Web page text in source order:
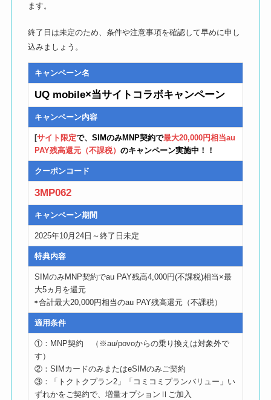
ます。
終了日は未定のため、条件や注意事項を確認して早めに申し
込みましょう。
キャンペーン名
UQ mobile×当サイトコラボキャンペーン
キャンペーン内容
[サイト限定で、SIMのみMNP契約で最大20,000円相当au
PAY残高還元（不課税） のキャンペーン実施中！！
クーポンコード
3MP062
キャンペーン期間
2025年10月24日～終了日未定
特典内容
SIMのみMNP契約でau PAY残高4,000円(不課税)相当×最
大5ヵ月を還元
⇨合計最大20,000円相当のau PAY残高還元（不課税）
適用条件
①：MNP契約 （※au/povoからの乗り換えは対象外で
す）
②：SIMカードのみまたはeSIMのみご契約
③：「トクトクプラン2」「コミコミプランバリュー」い
ずれかをご契約で、増量オプションⅡご加入